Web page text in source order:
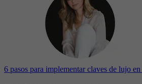
6 pasos para implementar claves de lujo en